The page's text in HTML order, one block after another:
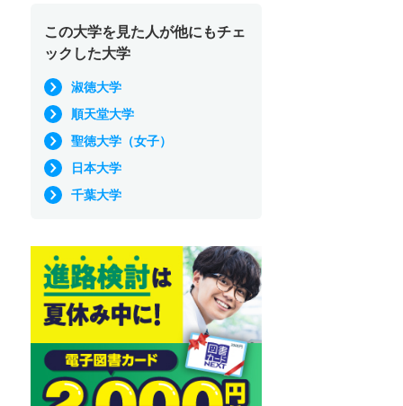
この大学を見た人が他にもチェ
ックした大学
淑徳大学
順天堂大学
聖徳大学（女子）
日本大学
千葉大学